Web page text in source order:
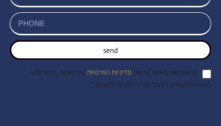
send
קראתי ואני מאשר/ת את מדיניות הפרטיות של האתר, ומסכים/ה
לשמירת המידע לצורך טיפול בפנייתי (חובה) *